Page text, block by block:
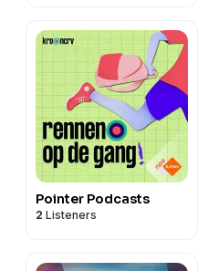
Pointer Podcasts
2 Listeners